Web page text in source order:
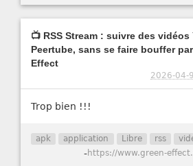
📺 RSS Stream : suivre des vidéos
Peertube, sans se faire bouffer
Effect
2026-04-
Trop bien !!!
apk application Libre rss
-